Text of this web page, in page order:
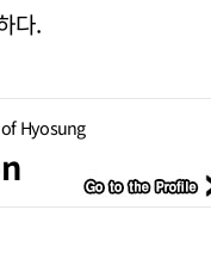
다.
Hyosung